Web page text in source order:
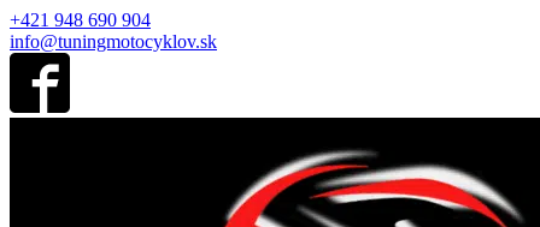
+421 948 690 904
info@tuningmotocyklov.sk